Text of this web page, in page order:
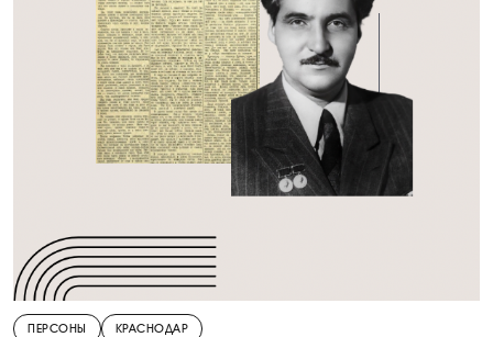
ПЕРСОНЫ КРАСНОДАР